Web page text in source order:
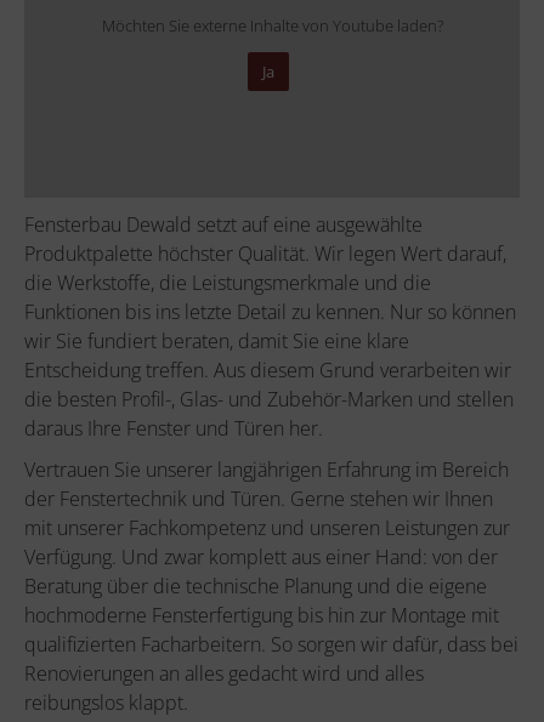
Möchten Sie externe Inhalte von Youtube laden?
Ja
Fensterbau Dewald setzt auf eine ausgewählte
Produktpalette höchster Qualität. Wir legen Wert darauf,
die Werkstoffe, die Leistungsmerkmale und die
Funktionen bis ins letzte Detail zu kennen. Nur so können
wir Sie fundiert beraten, damit Sie eine klare
Entscheidung treffen. Aus diesem Grund verarbeiten wir
die besten Profil-, Glas- und Zubehör-Marken und stellen
daraus Ihre Fenster und Türen her.
Vertrauen Sie unserer langjährigen Erfahrung im Bereich
der Fenstertechnik und Türen. Gerne stehen wir Ihnen
mit unserer Fachkompetenz und unseren Leistungen zur
Verfügung. Und zwar komplett aus einer Hand: von der
Beratung über die technische Planung und die eigene
hochmoderne Fensterfertigung bis hin zur Montage mit
qualifizierten Facharbeitern. So sorgen wir dafür, dass bei
Renovierungen an alles gedacht wird und alles
reibungslos klappt.